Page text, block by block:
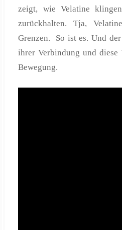
zeigt, wie Velatine
zurückhalten. Tja,
Grenzen. So ist es. Und
ihrer Verbindung und
Bewegung.